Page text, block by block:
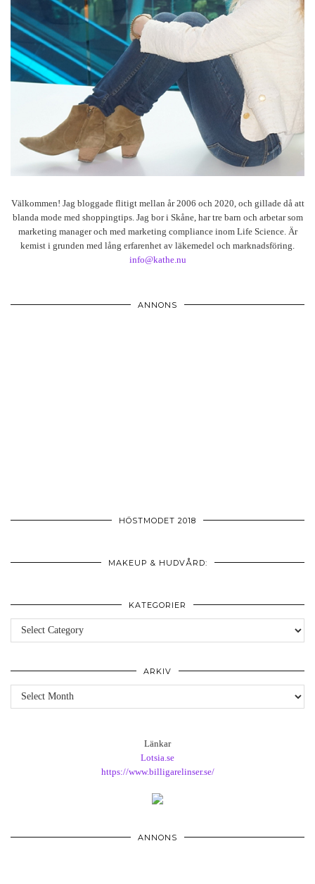
Välkommen! Jag bloggade flitigt mellan år 2006 och 2020, och gillade då att
blanda mode med shoppingtips. Jag bor i Skåne, har tre barn och arbetar som
marketing manager och med marketing compliance inom Life Science. Är
kemist i grunden med lång erfarenhet av läkemedel och marknadsföring.
info@kathe.nu
ANNONS
HÖSTMODET 2018
MAKEUP & HUDVÅRD:
KATEGORIER
Kategorier
ARKIV
Arkiv
Länkar
Lotsia.se
https://www.billigarelinser.se/
ANNONS